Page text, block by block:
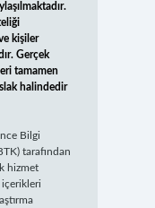
kişiler
Gerçek
tamamen
halindedir
Bilgi
tarafından
hizmet